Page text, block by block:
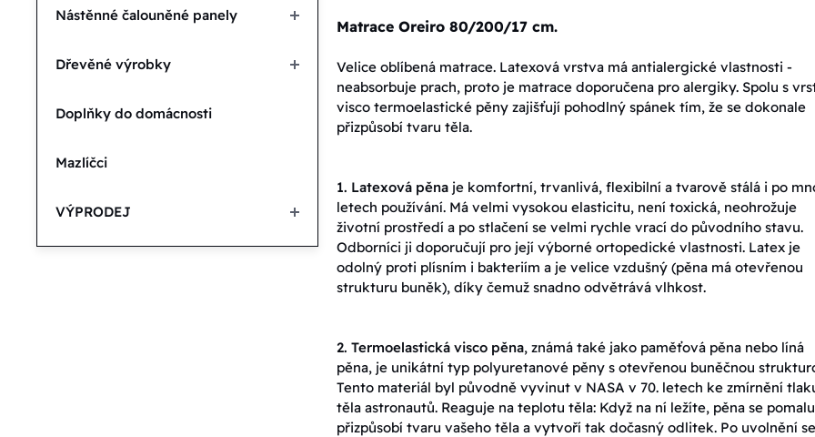
Nástěnné čalouněné panely
Dřevěné výrobky
Doplňky do domácnosti
Mazlíčci
VÝPRODEJ
Matrace Oreiro 80/200/17 cm.
Velice oblíbená matrace. Latexová vrstva má antialergické vlastnosti -
neabsorbuje prach, proto je matrace doporučena pro alergiky. Spolu s
visco termoelastické pěny zajišťují pohodlný spánek tím, že se dokonale
přizpůsobí tvaru těla.
1. Latexová pěna je komfortní, trvanlivá, flexibilní a tvarově stálá i po
letech používání. Má velmi vysokou elasticitu, není toxická, neohrožuje
životní prostředí a po stlačení se velmi rychle vrací do původního stavu.
Odborníci ji doporučují pro její výborné ortopedické vlastnosti. Latex je
odolný proti plísním i bakteriím a je velice vzdušný (pěna má otevřenou
strukturu buněk), díky čemuž snadno odvětrává vlhkost.
2. Termoelastická visco pěna, známá také jako paměťová pěna nebo líná
pěna, je unikátní typ polyuretanové pěny s otevřenou buněčnou
Tento materiál byl původně vyvinut v NASA v 70. letech ke zmírnění
těla astronautů. Reaguje na teplotu těla: Když na ní ležíte, pěna se pomalu
přizpůsobí tvaru vašeho těla a vytvoří tak dočasný odlitek. Po uvolnění se